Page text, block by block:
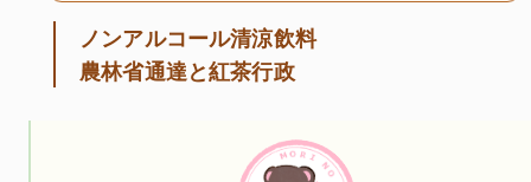
ノンアルコール清涼飲料
農林省通達と紅茶行政